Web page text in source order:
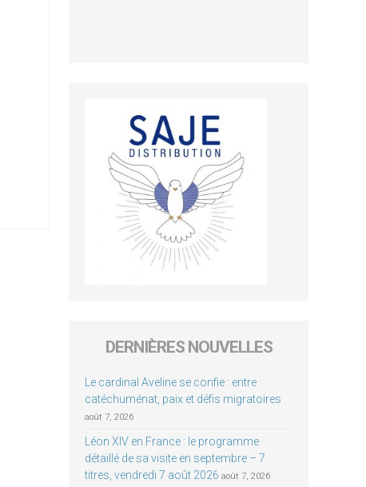
DERNIÈRES NOUVELLES
Le cardinal Aveline se confie : entre
catéchuménat, paix et défis migratoires
août 7, 2026
Léon XIV en France : le programme
détaillé de sa visite en septembre – 7
titres, vendredi 7 août 2026 août 7, 2026